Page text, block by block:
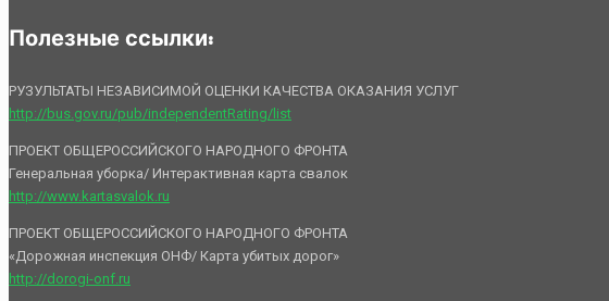
Полезные ссылки:
РУЗУЛЬТАТЫ НЕЗАВИСИМОЙ ОЦЕНКИ КАЧЕСТВА ОКАЗАНИЯ УСЛУГ
http://bus.gov.ru/pub/independentRating/list
ПРОЕКТ ОБЩЕРОССИЙСКОГО НАРОДНОГО ФРОНТА
Генеральная уборка/ Интерактивная карта свалок
http://www.kartasvalok.ru
ПРОЕКТ ОБЩЕРОССИЙСКОГО НАРОДНОГО ФРОНТА
«Дорожная инспекция ОНФ/ Карта убитых дорог»
http://dorogi-onf.ru